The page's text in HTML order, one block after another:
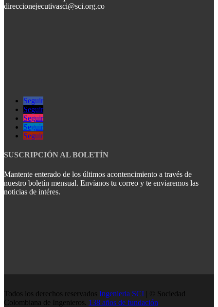
direccionejecutivasci@sci.org.co
Seguir
Seguir
Seguir
Seguir
Seguir
SUSCRIPCIÓN AL BOLETÍN
Mantente enterado de los últimos acontencimiento a través de
nuestro boletín mensual. Envíanos tu correo y te enviaremos las
noticias de intéres.
Todos los derechos reservados Ingenieria SCI | © Sociedad
Colombiana de Ingenieros. 138 años de fundación